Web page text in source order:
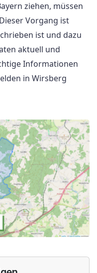
ziehen, müssen
Vorgang ist
ist und dazu
aktuell und
Informationen
in Wirsberg